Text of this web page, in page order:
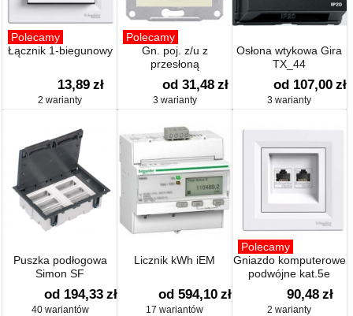
Polecamy
Łącznik 1-biegunowy
13,89 zł
2 warianty
Polecamy
Gn. poj. z/u z
przesłoną
od 31,48 zł
3 warianty
Osłona wtykowa Gira
TX_44
od 107,00 zł
3 warianty
Puszka podłogowa
Simon SF
od 194,33 zł
40 wariantów
Licznik kWh iEM
od 594,10 zł
17 wariantów
Polecamy
Gniazdo komputerowe
podwójne kat.5e
90,48 zł
2 warianty